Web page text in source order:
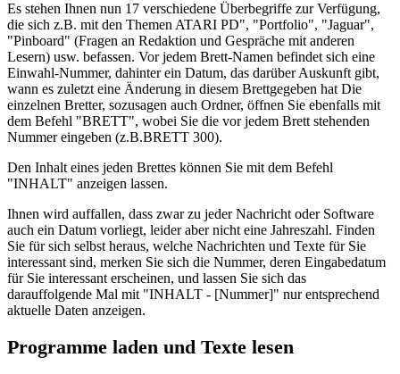
Es stehen Ihnen nun 17 verschiedene Überbegriffe zur Verfügung,
die sich z.B. mit den Themen ATARI PD", "Portfolio", "Jaguar",
"Pinboard" (Fragen an Redaktion und Gespräche mit anderen
Lesern) usw. befassen. Vor jedem Brett-Namen befindet sich eine
Einwahl-Nummer, dahinter ein Datum, das darüber Auskunft gibt,
wann es zuletzt eine Änderung in diesem Brettgegeben hat Die
einzelnen Bretter, sozusagen auch Ordner, öffnen Sie ebenfalls mit
dem Befehl "BRETT", wobei Sie die vor jedem Brett stehenden
Nummer eingeben (z.B.BRETT 300).
Den Inhalt eines jeden Brettes können Sie mit dem Befehl
"INHALT" anzeigen lassen.
Ihnen wird auffallen, dass zwar zu jeder Nachricht oder Software
auch ein Datum vorliegt, leider aber nicht eine Jahreszahl. Finden
Sie für sich selbst heraus, welche Nachrichten und Texte für Sie
interessant sind, merken Sie sich die Nummer, deren Eingabedatum
für Sie interessant erscheinen, und lassen Sie sich das
darauffolgende Mal mit "INHALT - [Nummer]" nur entsprechend
aktuelle Daten anzeigen.
Programme laden und Texte lesen